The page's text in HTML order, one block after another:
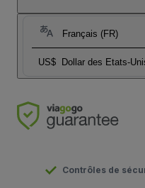
Français (FR)
US$ Dollar des Etats-
Contrôles de